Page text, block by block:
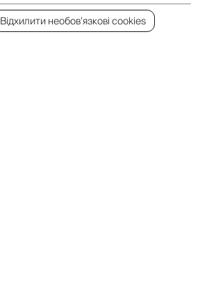
Відхилити необов’язкові cookies